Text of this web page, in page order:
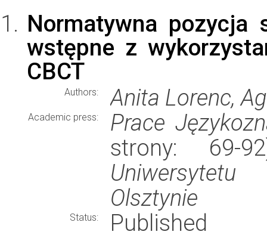
Normatywna pozycja
wstępne z
CBCT
Authors: Anita Lorenc,
Academic press:
Prace
strony: 69-
Olsztynie
Status: Published